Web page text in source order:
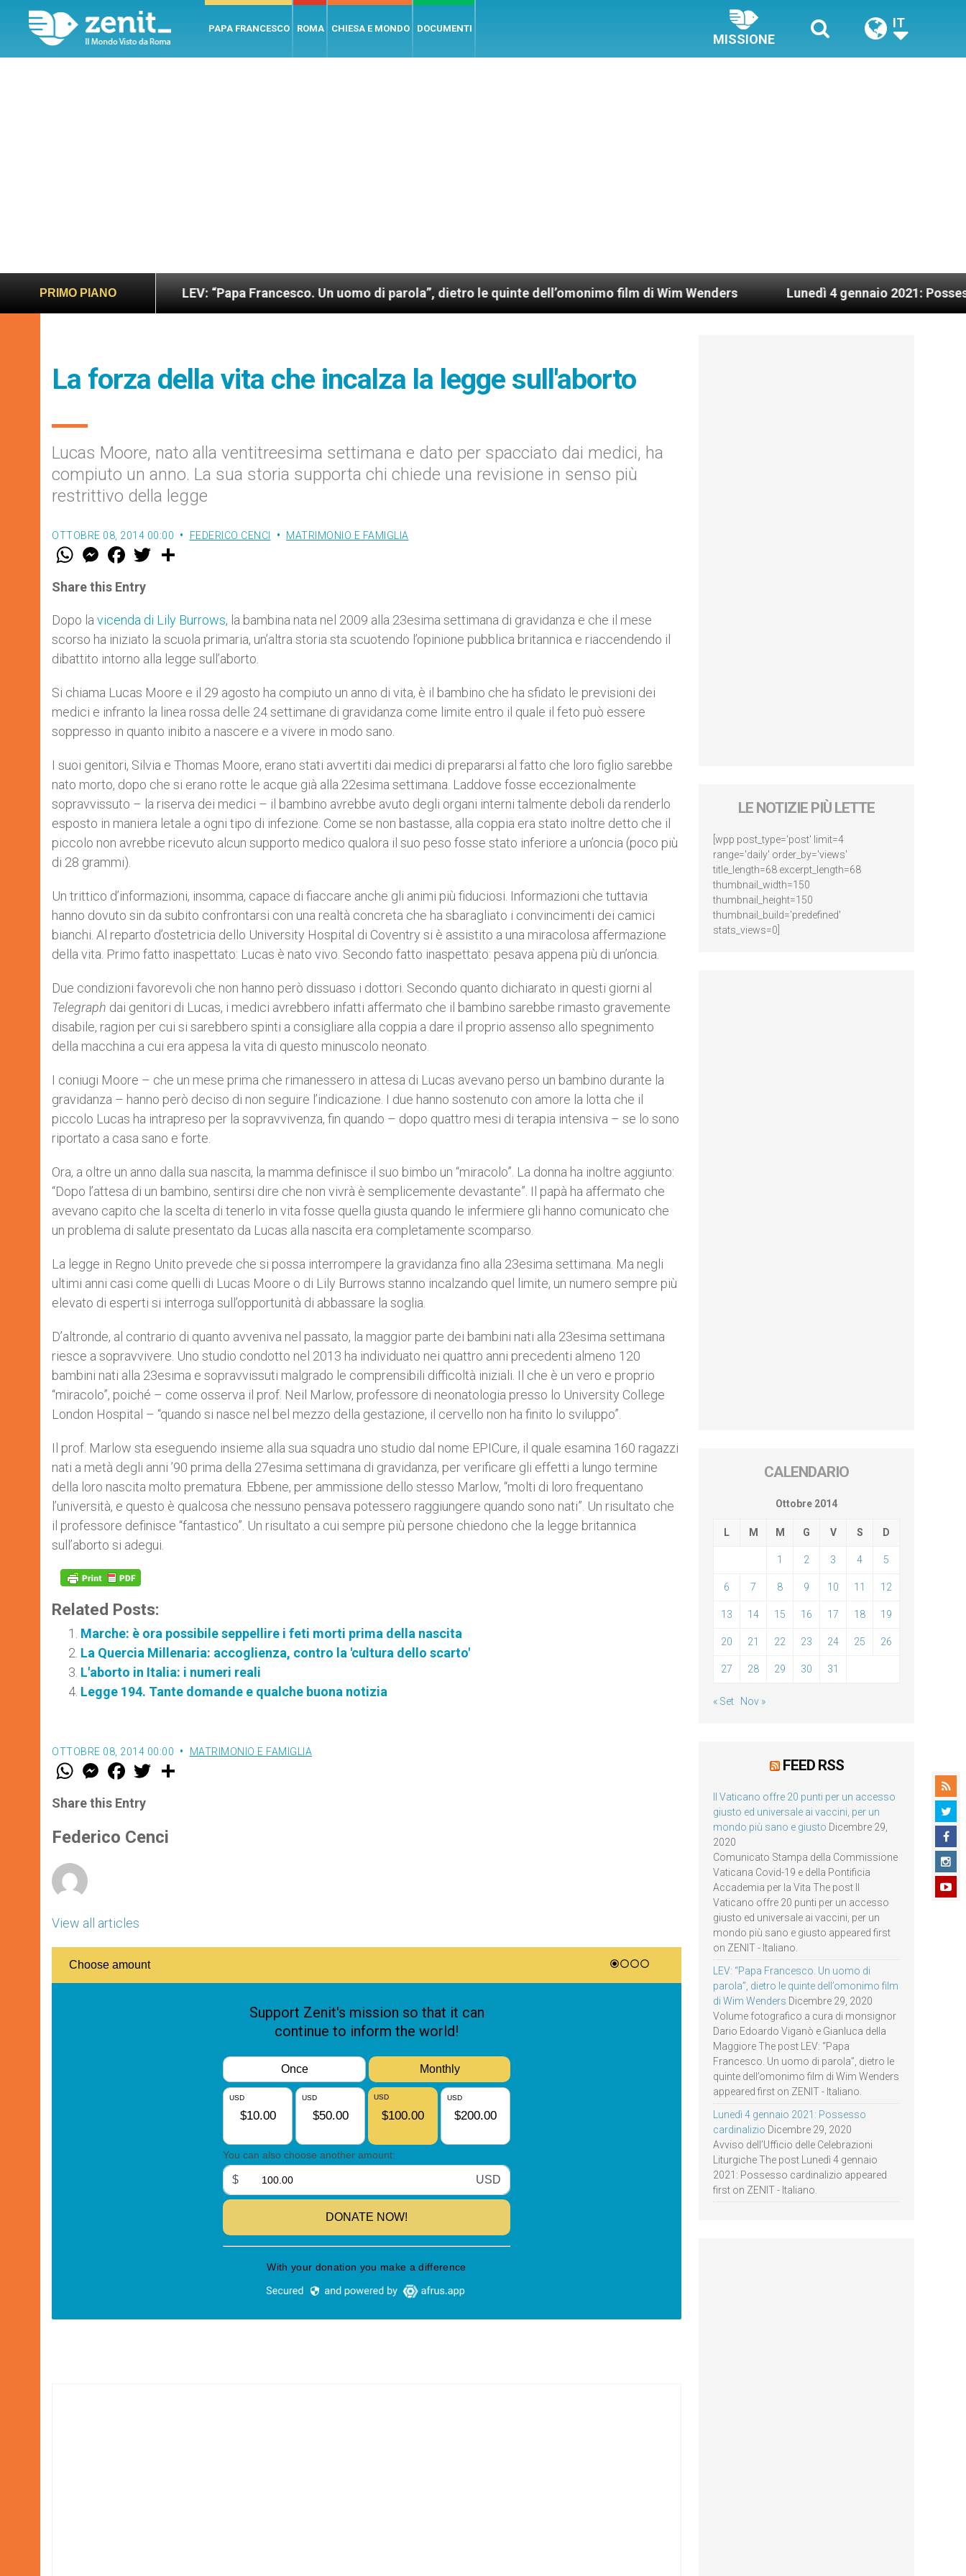
PAPA FRANCESCO ROMA CHIESA E MONDO DOCUMENTI
MISSIONE
IT
PRIMO PIANO
e giusto LEV: “Papa Francesco. Un uomo di parola”, dietro le quinte dell’omonimo film di Wim Wenders Lunedì 4 gennaio 2021: Possesso
La forza della vita che incalza la legge sull'aborto
Lucas Moore, nato alla ventitreesima settimana e dato per spacciato dai medici, ha
compiuto un anno. La sua storia supporta chi chiede una revisione in senso più
restrittivo della legge
OTTOBRE 08, 2014 00:00 FEDERICO CENCI MATRIMONIO E FAMIGLIA
W
t
s
p
p
M
e
s
e
g
e
r
F
a
e
b
o
k
w
r
Share this Entry
Dopo la vicenda di Lily Burrows, la bambina nata nel 2009 alla 23esima settimana di gravidanza e che il mese
scorso ha iniziato la scuola primaria, un’altra storia sta scuotendo l’opinione pubblica britannica e riaccendendo il
dibattito intorno alla legge sull’aborto.
Si chiama Lucas Moore e il 29 agosto ha compiuto un anno di vita, è il bambino che ha sfidato le previsioni dei
medici e infranto la linea rossa delle 24 settimane di gravidanza come limite entro il quale il feto può essere
soppresso in quanto inibito a nascere e a vivere in modo sano.
I suoi genitori, Silvia e Thomas Moore, erano stati avvertiti dai medici di prepararsi al fatto che loro figlio sarebbe
nato morto, dopo che si erano rotte le acque già alla 22esima settimana. Laddove fosse eccezionalmente
sopravvissuto – la riserva dei medici – il bambino avrebbe avuto degli organi interni talmente deboli da renderlo
esposto in maniera letale a ogni tipo di infezione. Come se non bastasse, alla coppia era stato inoltre detto che il
piccolo non avrebbe ricevuto alcun supporto medico qualora il suo peso fosse stato inferiore a un’oncia (poco più
di 28 grammi).
Un trittico d’informazioni, insomma, capace di fiaccare anche gli animi più fiduciosi. Informazioni che tuttavia
hanno dovuto sin da subito confrontarsi con una realtà concreta che ha sbaragliato i convincimenti dei camici
bianchi. Al reparto d’ostetricia dello University Hospital di Coventry si è assistito a una miracolosa affermazione
della vita. Primo fatto inaspettato: Lucas è nato vivo. Secondo fatto inaspettato: pesava appena più di un’oncia.
Due condizioni favorevoli che non hanno però dissuaso i dottori. Secondo quanto dichiarato in questi giorni al
Telegraph dai genitori di Lucas, i medici avrebbero infatti affermato che il bambino sarebbe rimasto gravemente
disabile, ragion per cui si sarebbero spinti a consigliare alla coppia a dare il proprio assenso allo spegnimento
della macchina a cui era appesa la vita di questo minuscolo neonato.
I coniugi Moore – che un mese prima che rimanessero in attesa di Lucas avevano perso un bambino durante la
gravidanza – hanno però deciso di non seguire l’indicazione. I due hanno sostenuto con amore la lotta che il
piccolo Lucas ha intrapreso per la sopravvivenza, fin quando – dopo quattro mesi di terapia intensiva – se lo sono
riportato a casa sano e forte.
Ora, a oltre un anno dalla sua nascita, la mamma definisce il suo bimbo un “miracolo”. La donna ha inoltre aggiunto:
“Dopo l’attesa di un bambino, sentirsi dire che non vivrà è semplicemente devastante”. Il papà ha affermato che
avevano capito che la scelta di tenerlo in vita fosse quella giusta quando le infermiere gli hanno comunicato che
un problema di salute presentato da Lucas alla nascita era completamente scomparso.
La legge in Regno Unito prevede che si possa interrompere la gravidanza fino alla 23esima settimana. Ma negli
ultimi anni casi come quelli di Lucas Moore o di Lily Burrows stanno incalzando quel limite, un numero sempre più
elevato di esperti si interroga sull’opportunità di abbassare la soglia.
D’altronde, al contrario di quanto avveniva nel passato, la maggior parte dei bambini nati alla 23esima settimana
riesce a sopravvivere. Uno studio condotto nel 2013 ha individuato nei quattro anni precedenti almeno 120
bambini nati alla 23esima e sopravvissuti malgrado le comprensibili difficoltà iniziali. Il che è un vero e proprio
“miracolo”, poiché – come osserva il prof. Neil Marlow, professore di neonatologia presso lo University College
London Hospital – “quando si nasce nel bel mezzo della gestazione, il cervello non ha finito lo sviluppo”.
Il prof. Marlow sta eseguendo insieme alla sua squadra uno studio dal nome EPICure, il quale esamina 160 ragazzi
nati a metà degli anni ’90 prima della 27esima settimana di gravidanza, per verificare gli effetti a lungo termine
della loro nascita molto prematura. Ebbene, per ammissione dello stesso Marlow, “molti di loro frequentano
l’università, e questo è qualcosa che nessuno pensava potessero raggiungere quando sono nati”. Un risultato che
il professore definisce “fantastico”. Un risultato a cui sempre più persone chiedono che la legge britannica
sull’aborto si adegui.
Related Posts:
Marche: è ora possibile seppellire i feti morti prima della nascita
La Quercia Millenaria: accoglienza, contro la 'cultura dello scarto'
L'aborto in Italia: i numeri reali
Legge 194. Tante domande e qualche buona notizia
OTTOBRE 08, 2014 00:00 MATRIMONIO E FAMIGLIA
W
t
s
p
p
M
e
s
e
g
e
F
a
e
b
o
k
w
r
Share this Entry
Federico Cenci
View all articles
LE NOTIZIE PIÙ LETTE
[wpp post_type='post' limit=4
range='daily' order_by='views'
title_length=68 excerpt_length=68
thumbnail_width=150
thumbnail_height=150
thumbnail_build='predefined'
stats_views=0]
CALENDARIO
Ottobre 2014
L M M G V S D
1 2 3 4 5
6 7 8 9 10 11 12
13 14 15 16 17 18 19
20 21 22 23 24 25 26
27 28 29 30 31
« Set Nov »
FEED RSS
Il Vaticano offre 20 punti per un accesso
giusto ed universale ai vaccini, per un
mondo più sano e giusto Dicembre 29,
2020
Comunicato Stampa della Commissione
Vaticana Covid-19 e della Pontificia
Accademia per la Vita The post Il
Vaticano offre 20 punti per un accesso
giusto ed universale ai vaccini, per un
mondo più sano e giusto appeared first
on ZENIT - Italiano.
LEV: “Papa Francesco. Un uomo di
parola”, dietro le quinte dell’omonimo film
di Wim Wenders Dicembre 29, 2020
Volume fotografico a cura di monsignor
Dario Edoardo Viganò e Gianluca della
Maggiore The post LEV: “Papa
Francesco. Un uomo di parola”, dietro le
quinte dell’omonimo film di Wim Wenders
appeared first on ZENIT - Italiano.
Lunedì 4 gennaio 2021: Possesso
cardinalizio Dicembre 29, 2020
Avviso dell’Ufficio delle Celebrazioni
Liturgiche The post Lunedì 4 gennaio
2021: Possesso cardinalizio appeared
first on ZENIT - Italiano.